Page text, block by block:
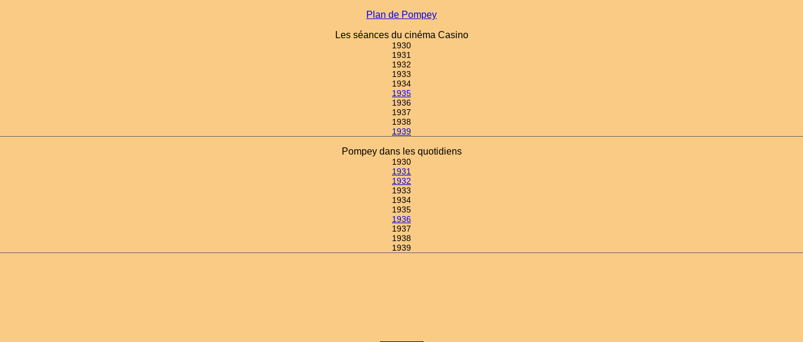
Plan de Pompey
Les séances du cinéma Casino
1930
1931
1932
1933
1934
1935
1936
1937
1938
1939
Pompey dans les quotidiens
1930
1931
1932
1933
1934
1935
1936
1937
1938
1939